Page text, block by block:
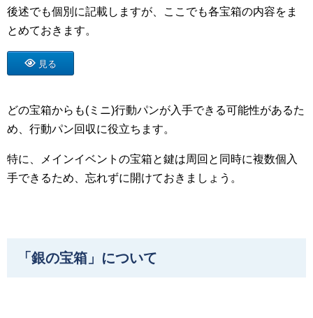
後述でも個別に記載しますが、ここでも各宝箱の内容をま
とめておきます。
見る
どの宝箱からも(ミニ)行動パンが入手できる可能性があるた
め、行動パン回収に役立ちます。
特に、メインイベントの宝箱と鍵は周回と同時に複数個入
手できるため、忘れずに開けておきましょう。
「銀の宝箱」について